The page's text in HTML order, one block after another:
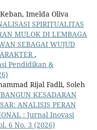
Imelda Oliva
SPIRITUALITAS
MULOK DI LEMBAGA
SEBAGAI WUJUD
,
Pendidikan &
Rijal Fadli, Soleh
KESADARAN
ANALISIS PERAN
: Jurnal Inovasi
6 No. 3 (2026)